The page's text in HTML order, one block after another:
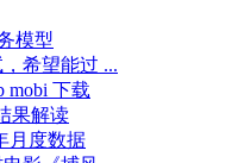
模型
希望能过 ...
mobi 下载
果解读
月度数据